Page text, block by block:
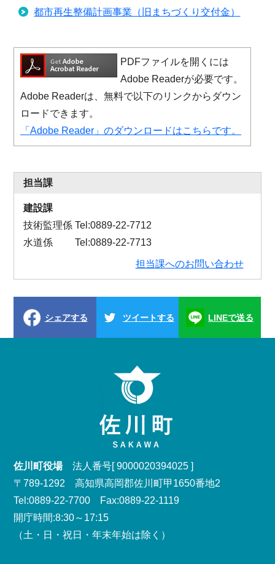
都市再生整備計画事業（旧まちづくり交付金）
PDFファイルを開くには
Adobe Readerが必要です。
Adobe Readerは、無料で以下のリンクからダウン
ロードできます。
「Adobe Reader」のダウンロードはこちらです。
担当課
建設課
技術監理係 Tel:0889-22-7712
水道係 Tel:0889-22-7713
担当課へのお問い合わせ
シェアする ツイートする LINEで送る
佐川町役場法人番号[ 9000020394025 ]
〒789-1292 高知県高岡郡佐川町甲1650番地2
Tel:0889-22-7700 Fax:0889-22-1119
開庁時間:8:30～17:15
（土・日・祝日・年末年始は除く）